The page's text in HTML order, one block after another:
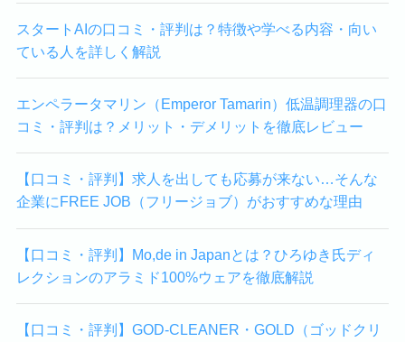
スタートAIの口コミ・評判は？特徴や学べる内容・向い
ている人を詳しく解説
エンペラータマリン（Emperor Tamarin）低温調理器の口
コミ・評判は？メリット・デメリットを徹底レビュー
【口コミ・評判】求人を出しても応募が来ない…そんな
企業にFREE JOB（フリージョブ）がおすすめな理由
【口コミ・評判】Mo,de in Japanとは？ひろゆき氏ディ
レクションのアラミド100%ウェアを徹底解説
【口コミ・評判】GOD-CLEANER・GOLD（ゴッドクリ